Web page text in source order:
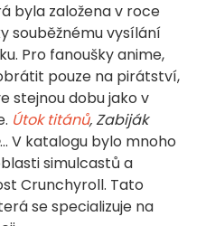
byla založena v roce
souběžnému vysílání
Pro fanoušky anime,
pouze na pirátství,
stejnou dobu jako v
Útok titánů, Zabiják
... V katalogu bylo mnoho
simulcastů a
Crunchyroll. Tato
se specializuje na